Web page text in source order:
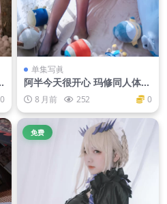
0
单集写眞
阿半今天很开心 玛修同人体操
服[20P-162MB]
8 月前 252 0
免费